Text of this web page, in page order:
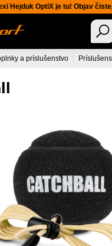
Hejduk OptiX je tu! Objav
a príslušenstvo